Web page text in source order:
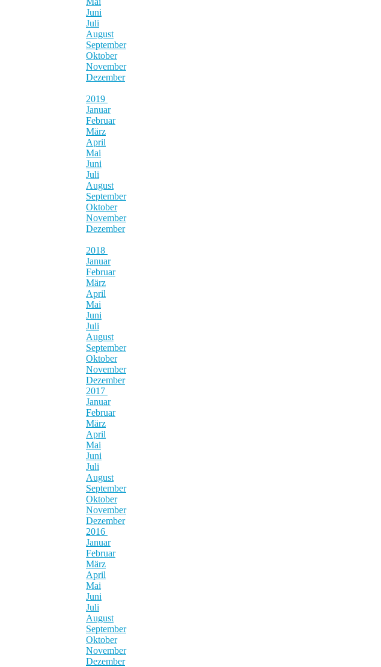
Juni
Juli
August
September
Oktober
November
Dezember
2019
Januar
Februar
März
April
Mai
Juni
Juli
August
September
Oktober
November
Dezember
2018
Januar
Februar
März
April
Mai
Juni
Juli
August
September
Oktober
November
Dezember
2017
Januar
Februar
März
April
Mai
Juni
Juli
August
September
Oktober
November
Dezember
2016
Januar
Februar
März
April
Mai
Juni
Juli
August
September
Oktober
November
Dezember